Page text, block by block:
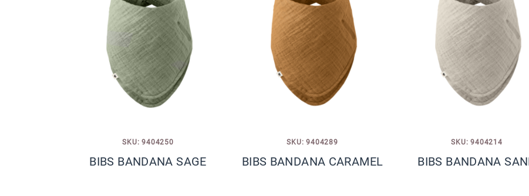
SKU: 9404250
BIBS BANDANA SAGE
SKU: 9404289
BIBS BANDANA CARAMEL
SKU: 9404214
BIBS BANDANA